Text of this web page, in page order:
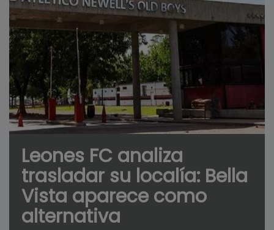
Leones FC analiza
trasladar su localía: Bella
Vista aparece como
alternativa